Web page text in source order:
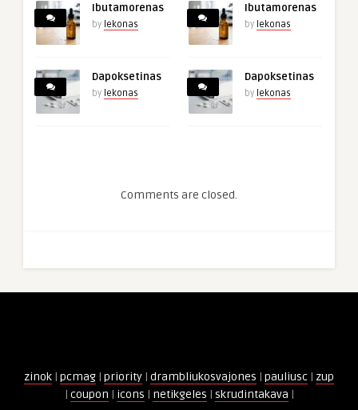
Ibutamorenas
by lekonas
Dapoksetinas
by lekonas
Ibutamorenas
by lekonas
Dapoksetinas
by lekonas
Comments are closed.
zinok | pcmag | priority | drambliukosvajones | pauliusc | zup
| coupon | icons | netikgeles | skrudintakava |